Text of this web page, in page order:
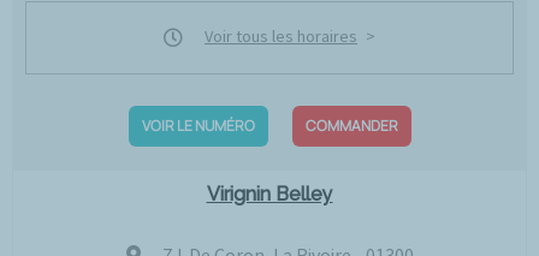
Voir tous les horaires
VOIR LE NUMÉRO COMMANDER
Virignin Belley